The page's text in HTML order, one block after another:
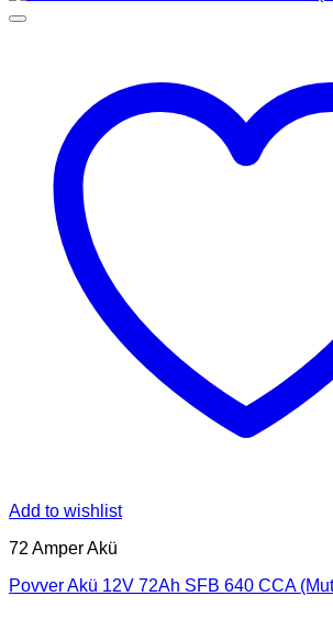
Add to wishlist
72 Amper Akü
Povver Akü 12V 72Ah SFB 640 CCA